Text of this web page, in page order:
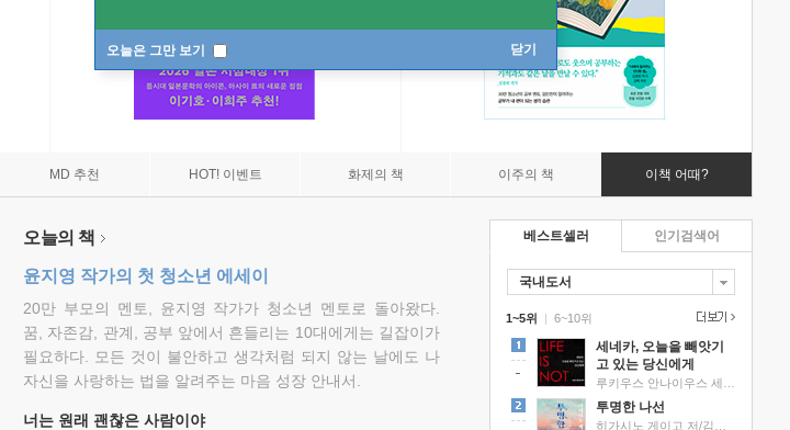
오늘은 그만 보기 닫기
MD 추천 HOT! 이벤트 화제의 책 이주의 책 이책 어때?
오늘의 책
윤지영 작가의 첫 청소년 에세이
20만 부모의 멘토, 윤지영 작가가 청소년 멘토로 돌아왔다.
꿈, 자존감, 관계, 공부 앞에서 흔들리는 10대에게는 길잡이가
필요하다. 모든 것이 불안하고 생각처럼 되지 않는 날에도 나
자신을 사랑하는 법을 알려주는 마음 성장 안내서.
너는 원래 괜찮은 사람이야
베스트셀러
국내도서
1~5위 |
세네카, 오늘을 빼앗기
고 있는 당신에게
투명한 나선
6~10위
인기검색어